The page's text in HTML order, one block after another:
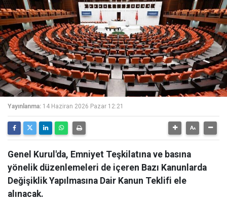
Yayınlanma: 14 Haziran 2026 Pazar 12:21
Genel Kurul'da, Emniyet Teşkilatına ve basına
yönelik düzenlemeleri de içeren Bazı Kanunlarda
Değişiklik Yapılmasına Dair Kanun Teklifi ele
alınacak.